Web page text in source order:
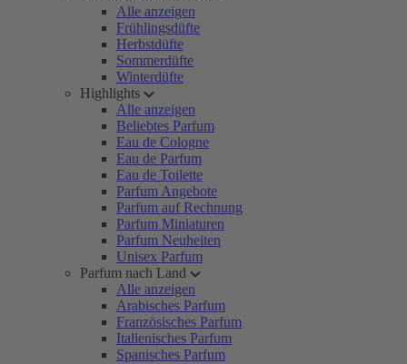
Alle anzeigen
Frühlingsdüfte
Herbstdüfte
Sommerdüfte
Winterdüfte
Highlights
Alle anzeigen
Beliebtes Parfum
Eau de Cologne
Eau de Parfum
Eau de Toilette
Parfum Angebote
Parfum auf Rechnung
Parfum Miniaturen
Parfum Neuheiten
Unisex Parfum
Parfum nach Land
Alle anzeigen
Arabisches Parfum
Französisches Parfum
Italienisches Parfum
Spanisches Parfum